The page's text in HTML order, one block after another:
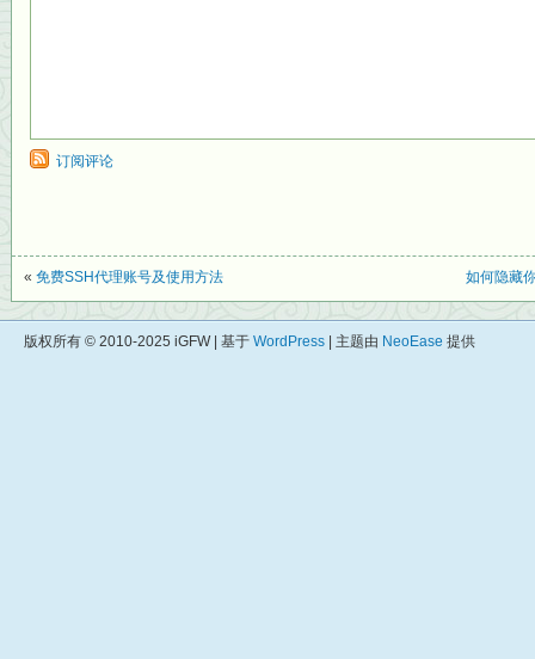
订阅评论
« 免费SSH代理账号及使用方法 如何隐藏
版权所有 © 2010-2025 iGFW | 基于 WordPress | 主题由 NeoEase 提供